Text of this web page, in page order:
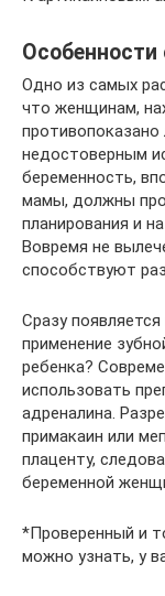
Особенности
Одно из самых
что женщинам,
недостоверным
беременность,
мамы, должны
планирования и
Вовремя не
способствуют
Сразу
применение
ребенка?
использовать
адреналина.
примакаин или
плаценту,
беременной
*Проверенный и
можно узнать, у